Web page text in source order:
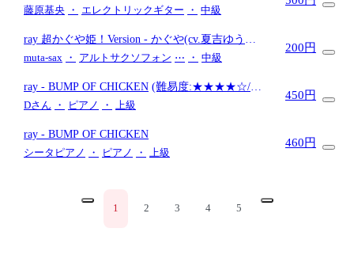
藤原基央 ・ エレクトリックギター ・ 中級
ray 超かぐや姫！Version - かぐや(cv.夏吉ゆう
こ)、月見ヤチヨ(cv.早見沙織) (『超かぐや姫！』
muta-sax ・ アルトサクソフォン ⋯ ・ 中級
200円
ray - BUMP OF CHICKEN (難易度:★★★★☆/歌
詞・コード・ペダル付き)
Dさん ・ ピアノ ・ 上級
450円
ray
- BUMP OF CHICKEN
シータピアノ
・ ピアノ ・ 上級
460円
1 2 3 4 5